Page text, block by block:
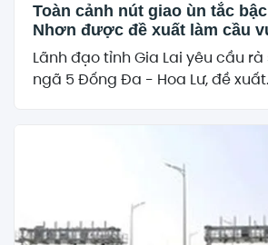
Toàn cảnh nút giao ùn tắc
Nhơn được đề xuất làm cầu
Lãnh đạo tỉnh Gia Lai yêu cầu
ngã 5 Đống Đa - Hoa Lư, đề